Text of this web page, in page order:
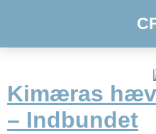
Kimæras
– Indbundet